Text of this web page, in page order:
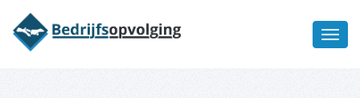
bedrijfsopvolging voor fiscaal
juridisch advies
Ik wil meer informatie